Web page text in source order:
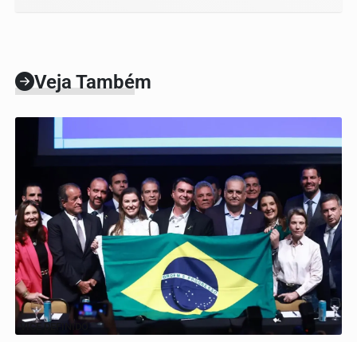
Veja Também
VICE DEFINIDO